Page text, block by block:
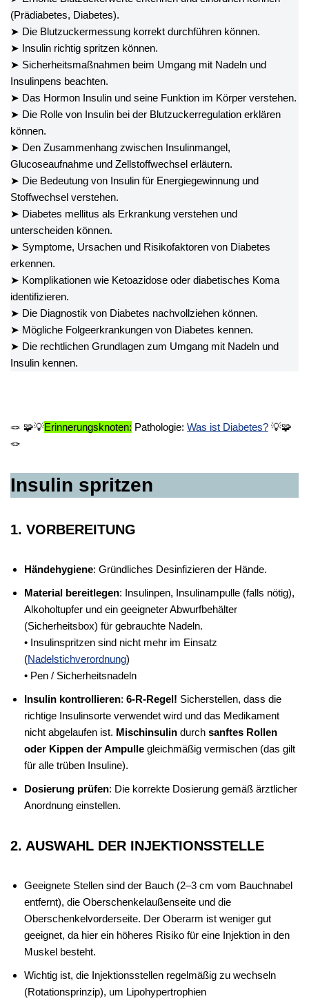
(Prädiabetes, Diabetes).
➤ Die Blutzuckermessung korrekt durchführen können.
➤ Insulin richtig spritzen können.
➤ Sicherheitsmaßnahmen beim Umgang mit Nadeln und
Insulinpens beachten.
➤ Das Hormon Insulin und seine Funktion im Körper verstehen.
➤ Die Rolle von Insulin bei der Blutzuckerregulation erklären
können.
➤ Den Zusammenhang zwischen Insulinmangel,
Glucoseaufnahme und Zellstoffwechsel erläutern.
➤ Die Bedeutung von Insulin für Energiegewinnung und
Stoffwechsel verstehen.
➤ Diabetes mellitus als Erkrankung verstehen und
unterscheiden können.
➤ Symptome, Ursachen und Risikofaktoren von Diabetes
erkennen.
➤ Komplikationen wie Ketoazidose oder diabetisches Koma
identifizieren.
➤ Die Diagnostik von Diabetes nachvollziehen können.
➤ Mögliche Folgeerkrankungen von Diabetes kennen.
➤ Die rechtlichen Grundlagen zum Umgang mit Nadeln und
Insulin kennen.
🪢 🧩💡Erinnerungsknoten: Pathologie: Was ist Diabetes? 💡🧩
🪢
Insulin spritzen
1. VORBEREITUNG
Händehygiene: Gründliches Desinfizieren der Hände.
Material bereitlegen: Insulinpen, Insulinampulle (falls nötig),
Alkoholtupfer und ein geeigneter Abwurfbehälter
(Sicherheitsbox) für gebrauchte Nadeln.
• Insulinspritzen sind nicht mehr im Einsatz
(Nadelstichverordnung)
• Pen / Sicherheitsnadeln
Insulin kontrollieren: 6-R-Regel! Sicherstellen, dass die
richtige Insulinsorte verwendet wird und das Medikament
nicht abgelaufen ist. Mischinsulin durch sanftes Rollen
oder Kippen der Ampulle gleichmäßig vermischen (das gilt
für alle trüben Insuline).
Dosierung prüfen: Die korrekte Dosierung gemäß ärztlicher
Anordnung einstellen.
2. AUSWAHL DER INJEKTIONSSTELLE
Geeignete Stellen sind der Bauch (2–3 cm vom Bauchnabel
entfernt), die Oberschenkelaußenseite und die
Oberschenkelvorderseite. Der Oberarm ist weniger gut
geeignet, da hier ein höheres Risiko für eine Injektion in den
Muskel besteht.
Wichtig ist, die Injektionsstellen regelmäßig zu wechseln
(Rotationsprinzip), um Lipohypertrophien